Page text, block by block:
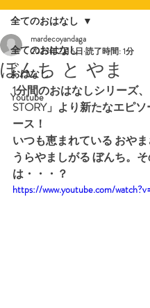
全てのおはなし
おはなし
Youtube
全てのおはなし
ぼんち と やま
mardecoyandaga
2023年2月6日 読了時間: 1分
1分間のおはなしシリーズ
STORY」より新たなエピ
ース！
いつも恵まれている おや
うらやましがる ぼんち。
は・・・？
https://www.youtube.com/